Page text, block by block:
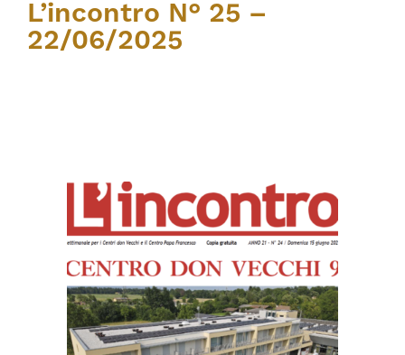
L’incontro N° 25 –
22/06/2025